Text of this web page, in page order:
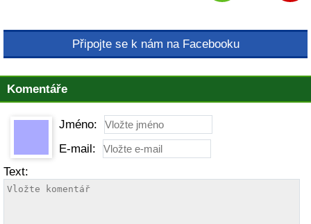
Připojte se k nám na Facebooku
Komentáře
Jméno:
E-mail:
Text: